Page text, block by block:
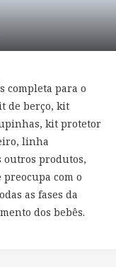
completa para o
de berço, kit
kit protetor
linha
outros produtos,
com o
as fases da
dos bebês.